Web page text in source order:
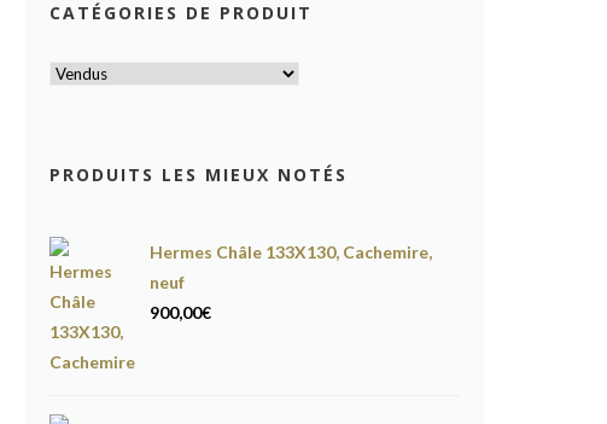
CATÉGORIES DE PRODUIT
PRODUITS LES MIEUX NOTÉS
Hermes Châle 133X130, Cachemire,
neuf
900,00€